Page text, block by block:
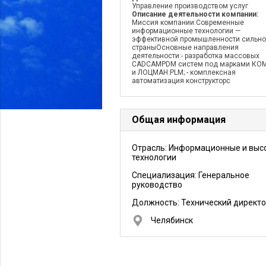
Управление производством услуг
Описание деятельности компании:
Миссия компании:Современные
информационные технологии —
эффективной промышленности
страныОсновные направления
деятельности:- разработка массовых
CADCAMPDM систем под марками
и ЛОЦМАН:PLM; - комплексная
автоматизация конструкторс
Общая информация
Отрасль: Информационные и
технологии
Специализация: Генеральное
руководство
Должность: Технический
Челябинск